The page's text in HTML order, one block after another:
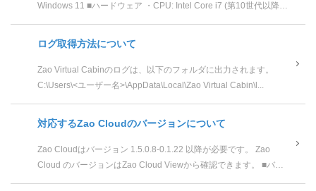
Windows 11 ■ハードウェア ・CPU: Intel Core i7 (第10世代以降 /
ログ取得方法について
Zao Virtual Cabinのログは、以下のフォルダに出力されます。
C:\Users\<ユーザー名>\AppData\Local\Zao Virtual Cabin\l...
対応するZao Cloudのバージョンについて
Zao Cloudはバージョン 1.5.0.8-0.1.22 以降が必要です。 Zao
Cloud のバージョンはZao Cloud Viewから確認できます。 ■バー